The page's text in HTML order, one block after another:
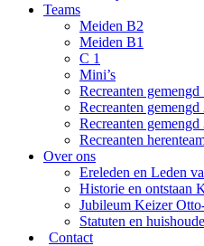
Teams
Meiden B2
Meiden B1
C 1
Mini’s
Recreanten gemengd
Recreanten gemengd
Recreanten gemengd
Recreanten
Over ons
Ereleden en Leden
Historie en ontstaan
Jubileum Keizer
Statuten en
Contact